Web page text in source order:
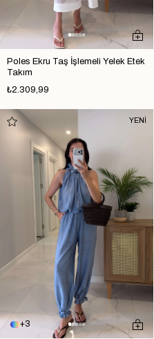
Poles Ekru Taş İşlemeli Yelek Etek
Takım
₺2.309,99
3
YENİ